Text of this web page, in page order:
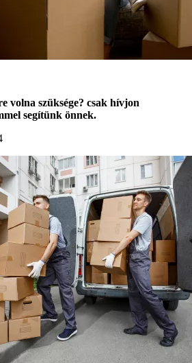
volna szüksége? csak hívjon
segítünk önnek.